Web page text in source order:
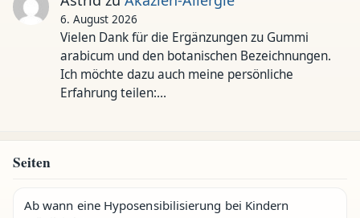
6. August 2026
Vielen Dank für die Ergänzungen zu Gummi
arabicum und den botanischen Bezeichnungen.
Ich möchte dazu auch meine persönliche
Erfahrung teilen:…
Seiten
Ab wann eine Hyposensibilisierung bei Kindern